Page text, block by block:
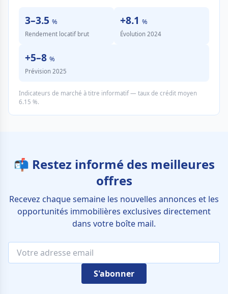
3–3.5 %
Rendement locatif brut
+8.1 %
Évolution 2024
+5–8 %
Prévision 2025
Indicateurs de marché à titre informatif — taux de crédit moyen
6.15 %.
📬 Restez informé des meilleures
offres
Recevez chaque semaine les nouvelles annonces et les
opportunités immobilières exclusives directement
dans votre boîte mail.
S'abonner